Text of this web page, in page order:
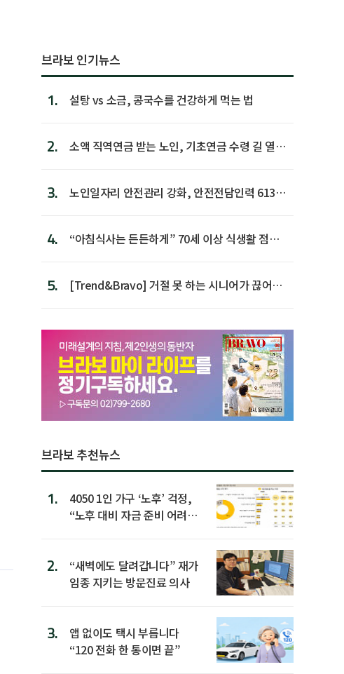
브라보 인기뉴스
1. 설탕 vs 소금, 콩국수를 건강하게 먹는 법
2.
소액 직역연금 받는 노인, 기초연금 수령 길 열린
3.
노인일자리 안전관리 강화, 안전전담인력 613명
4.
“아침식사는 든든하게” 70세 이상 식생활 점수
5.
[Trend&Bravo] 거절 못 하는 시니어가 끊어야
브라보 추천뉴스
1.
4050 1인 가구 ‘노후’ 걱정,
“노후 대비 자금 준비 어려
2.
“새벽에도 달려갑니다” 재가
임종 지키는 방문진료 의사
3.
앱 없이도 택시 부릅니다
“120 전화 한 통이면 끝”